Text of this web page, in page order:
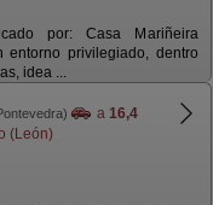
por: Casa Mariñeira
entorno privilegiado, dentro
idea ...
a 16,4
(León)